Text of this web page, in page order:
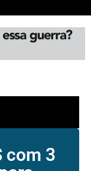
com 3